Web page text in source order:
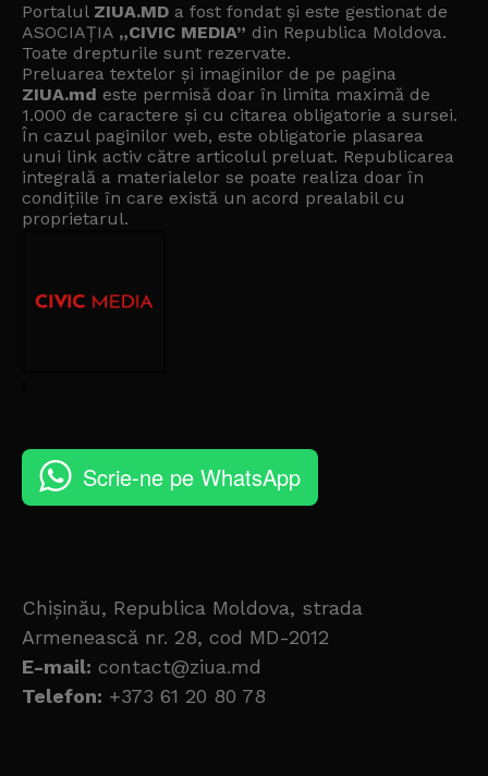
Portalul ZIUA.MD a fost fondat și este gestionat de
ASOCIAȚIA „CIVIC MEDIA” din Republica Moldova.
Toate drepturile sunt rezervate.
Preluarea textelor și imaginilor de pe pagina
ZIUA.md este permisă doar în limita maximă de
1.000 de caractere și cu citarea obligatorie a sursei.
În cazul paginilor web, este obligatorie plasarea
unui link activ către articolul preluat. Republicarea
integrală a materialelor se poate realiza doar în
condițiile în care există un acord prealabil cu
proprietarul.
Scrie-ne pe WhatsApp
Chișinău, Republica Moldova, strada
Armenească nr. 28, cod MD-2012
E-mail: contact@ziua.md
Telefon: +373 61 20 80 78